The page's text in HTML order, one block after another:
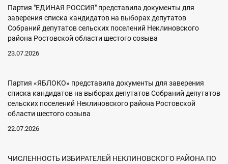
Партия "ЕДИНАЯ РОССИЯ" представила документы для
заверения списка кандидатов на выборах депутатов
Собраний депутатов сельских поселений Неклиновского
района Ростовской области шестого созыва
23.07.2026
Партия «ЯБЛОКО» представила документы для заверения
списка кандидатов на выборах депутатов Собраний депутатов
сельских поселений Неклиновского района Ростовской
области шестого созыва
22.07.2026
ЧИСЛЕННОСТЬ ИЗБИРАТЕЛЕЙ НЕКЛИНОВСКОГО РАЙОНА ПО